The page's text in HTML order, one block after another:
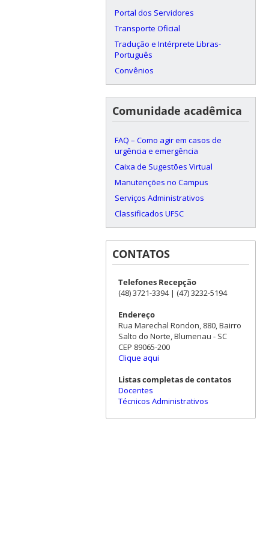
Portal dos Servidores
Transporte Oficial
Tradução e Intérprete Libras-
Português
Convênios
Comunidade acadêmica
FAQ – Como agir em casos de
urgência e emergência
Caixa de Sugestões Virtual
Manutenções no Campus
Serviços Administrativos
Classificados UFSC
CONTATOS
Telefones Recepção
(48) 3721-3394 | (47) 3232-5194
Endereço
Rua Marechal Rondon, 880, Bairro
Salto do Norte, Blumenau - SC
CEP 89065-200
Clique aqui
Listas completas de contatos
Docentes
Técnicos Administrativos